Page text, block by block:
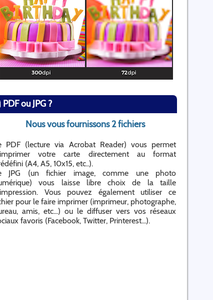
PDF ou JPG ?
Nous vous fournissons 2 fichiers
PDF (lecture via Acrobat Reader) vous permet
votre carte directement au format
(A4, A5, 10x15, etc..).
JPG (un fichier image, comme une photo
vous laisse libre choix de la taille
Vous pouvez également utiliser ce
pour le faire imprimer (imprimeur, photographe,
amis, etc...) ou le diffuser vers vos réseaux
favoris (Facebook, Twitter, Printerest...).